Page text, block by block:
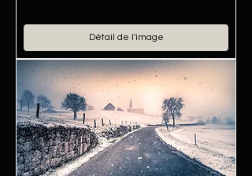
Détail de l'image